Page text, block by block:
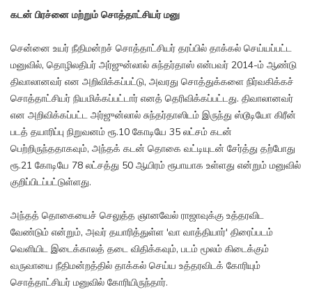
கடன் பிரச்னை மற்றும் சொத்தாட்சியர் மனு
சென்னை உயர் நீதிமன்றச் சொத்தாட்சியர் தரப்பில் தாக்கல் செய்யப்பட்ட
மனுவில், தொழிலதிபர் அர்ஜுன்லால் சுந்தர்தாஸ் என்பவர் 2014-ம் ஆண்டு
திவாலானவர் என அறிவிக்கப்பட்டு, அவரது சொத்துக்களை நிர்வகிக்கச்
சொத்தாட்சியர் நியமிக்கப்பட்டார் எனத் தெரிவிக்கப்பட்டது. திவாலானவர்
என அறிவிக்கப்பட்ட அர்ஜுன்லால் சுந்தர்தாஸிடம் இருந்து ஸ்டூடியோ கிரீன்
படத் தயாரிப்பு நிறுவனம் ரூ.10 கோடியே 35 லட்சம் கடன்
பெற்றிருந்ததாகவும், அந்தக் கடன் தொகை வட்டியுடன் சேர்த்து தற்போது
ரூ.21 கோடியே 78 லட்சத்து 50 ஆயிரம் ரூபாயாக உள்ளது என்றும் மனுவில்
குறிப்பிடப்பட்டுள்ளது.
அந்தத் தொகையைச் செலுத்த ஞானவேல் ராஜாவுக்கு உத்தரவிட
வேண்டும் என்றும், அவர் தயாரித்துள்ள 'வா வாத்தியார்' திரைப்படம்
வெளியிட இடைக்காலத் தடை விதிக்கவும், படம் மூலம் கிடைக்கும்
வருவாயை நீதிமன்றத்தில் தாக்கல் செய்ய உத்தரவிடக் கோரியும்
சொத்தாட்சியர் மனுவில் கோரியிருந்தார்.